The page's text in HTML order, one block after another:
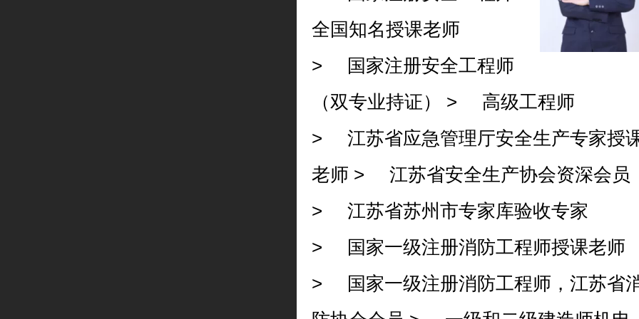
全国知名授课老师
> 国家注册安全工程师
（双专业持证） > 高级工程师
> 江苏省应急管理厅安全生产专家授
老师 > 江苏省安全生产协会资深会员
> 江苏省苏州市专家库验收专家
> 国家一级注册消防工程师授课老师
> 国家一级注册消防工程师，江苏省